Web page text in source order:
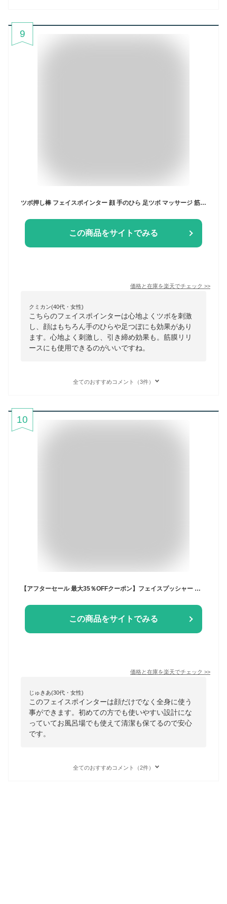
9
ツボ押し棒 フェイスポインター 顔 手のひら 足ツボ マッサージ 筋膜リリース トリガーポイント 美容 健康グッズ
この商品をサイトでみる
価格と在庫を楽天でチェック >>
クミカン(40代・女性)
こちらのフェイスポインターは心地よくツボを刺激
し、顔はもちろん手のひらや足つぼにも効果があり
ます。心地よく刺激し、引き締め効果も。筋膜リリ
ースにも使用できるのがいいですね。
全てのおすすめコメント（3件）
10
【アフターセール 最大35％OFFクーポン】フェイスプッシャー ツボ押し棒 マッサージ トリガーポイント マッサージ棒 筋膜リリース 美顔 美肌 健康グッズ コリほぐしペン型美顔器 ほうれい線 むくみ くすみ クマ コリほぐし フェイスポインター ストレス解消
この商品をサイトでみる
価格と在庫を楽天でチェック >>
じゅきあ(30代・女性)
このフェイスポインターは顔だけでなく全身に使う
事ができます。初めての方でも使いやすい設計にな
っていてお風呂場でも使えて清潔も保てるので安心
です。
全てのおすすめコメント（2件）